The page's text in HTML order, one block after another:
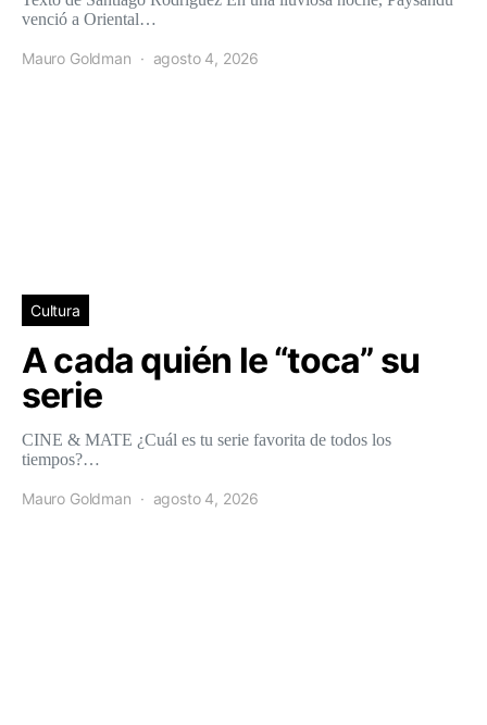
venció a Oriental…
Mauro Goldman agosto 4, 2026
Cultura
A cada quién le “toca” su
serie
CINE & MATE ¿Cuál es tu serie favorita de todos los
tiempos?…
Mauro Goldman agosto 4, 2026